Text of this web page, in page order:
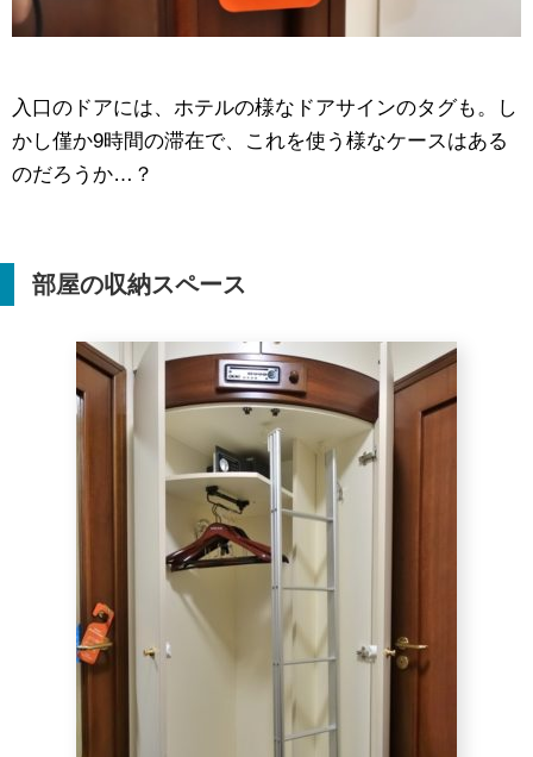
入口のドアには、ホテルの様なドアサインのタグも。し
かし僅か9時間の滞在で、これを使う様なケースはある
のだろうか…？
部屋の収納スペース